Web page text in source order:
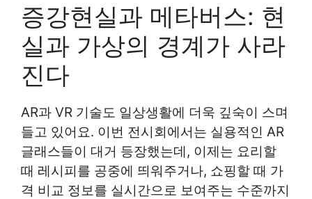
증강현실과 메타버스: 현
실과 가상의 경계가 사라
진다
AR과 VR 기술도 일상생활에 더욱 깊숙이 스며
들고 있어요. 이번 전시회에서는 실용적인 AR
글래스들이 대거 등장했는데, 이제는 요리할
때 레시피를 공중에 띄워주거나, 쇼핑할 때 가
격 비교 정보를 실시간으로 보여주는 수준까지